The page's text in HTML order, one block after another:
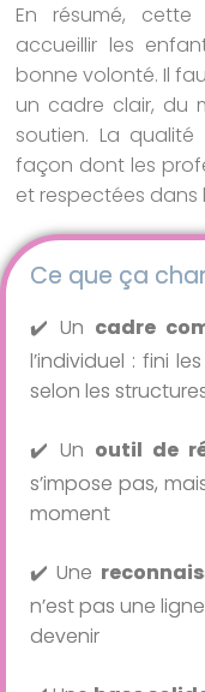
En résumé,
accueillir les
bonne volonté. Il
un cadre clair, du
soutien. La
façon dont les
et respectées dans
Ce que ça
✔️ Un cadre
l’individuel : fini
selon les
✔️ Un outil de
s’impose pas,
moment
✔️ Une
n’est pas une
devenir